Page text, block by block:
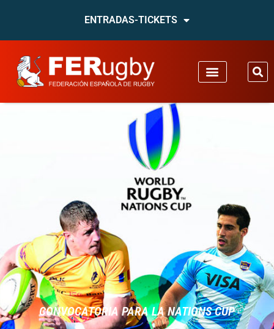
ENTRADAS-TICKETS
CONVOCATORIA PARA LA NATIONS CUP